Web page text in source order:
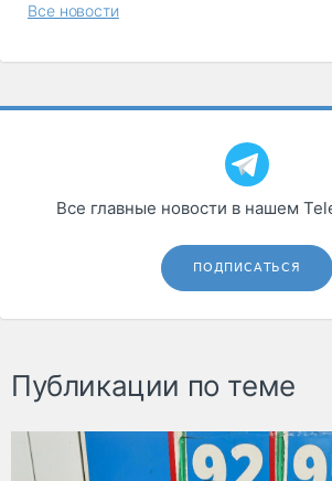
Все новости
Все главные новости в нашем
ПОДПИСАТЬСЯ
Публикации по теме